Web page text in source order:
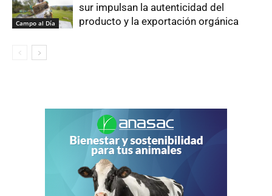
Campo al Día
sur impulsan la autenticidad del
producto y la exportación orgánica